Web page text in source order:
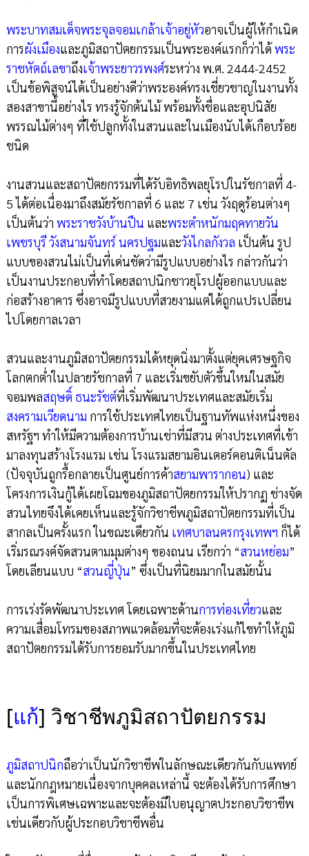
พระบาทสมเด็จพระจุลจอมเกล้าเจ้าอยู่หัวอาจเป็นผู้ให้กำเนิด
การผังเมืองและภูมิสถาปัตยกรรมเป็นพระองค์แรกก็ว่าได้พระ
ราชหัตถ์เลขาถึงเจ้าพระยาวรพงศ์ระหว่าง พ.ศ. 2444-2452
เป็นข้อพิสูจน์ได้เป็นอย่างดีว่าพระองค์ทรงเชี่ยวชาญในงานทั้ง
สองสาขานี้อย่างไร ทรงรู้จักต้นไม้ พร้อมทั้งชื่อและอุปนิสัย
พรรณไม้ต่างๆ ที่ใช้ปลูกทั้งในสวนและในเมืองนับได้เกือบร้อย
ชนิด
งานสวนและสถาปัตยกรรมที่ได้รับอิทธิพลยุโรปในรัชกาลที่ 4-
5 ได้ต่อเนื่องมาถึงสมัยรัชกาลที่ 6 และ 7 เช่น วังฤดูร้อนต่างๆ
เป็นต้นว่า พระราชวังบ้านปืน และพระตำหนักมฤคทายวัน
เพชรบุรีวังสนามจันทร์ นครปฐมและวังไกลกังวล เป็นต้น รูป
แบบของสวนไม่เป็นที่เด่นชัดว่ามีรูปแบบอย่างไร กล่าวกันว่า
เป็นงานประกอบที่ทำโดยสถาปนิกชาวยุโรปผู้ออกแบบและ
ก่อสร้างอาคาร ซึ่งอาจมีรูปแบบที่สวยงามแต่ได้ถูกแปรเปลี่ยน
ไปโดยกาลเวลา
สวนและงานภูมิสถาปัตยกรรมได้หยุดนิ่งมาตั้งแต่ยุคเศรษฐกิจ
โลกตกต่ำในปลายรัชกาลที่ 7 และเริ่มขยับตัวขึ้นใหม่ในสมัย
จอมพลสฤษดิ์ ธนะรัชต์ที่เริ่มพัฒนาประเทศและสมัยเริ่ม
สงครามเวียดนาม การใช้ประเทศไทยเป็นฐานทัพแห่งหนึ่งของ
สหรัฐฯ ทำให้มีความต้องการบ้านเช่าที่มีสวน ต่างประเทศที่เข้า
มาลงทุนสร้างโรงแรม เช่น โรงแรมสยามอินเตอร์คอนติเน็นตัล
(ปัจจุบันถูกรื้อกลายเป็นศูนย์การค้าสยามพารากอน) และ
โครงการเงินกู้ได้เผยโฉมของภูมิสถาปัตยกรรมให้ปรากฏ ช่างจัด
สวนไทยจึงได้เคยเห็นและรู้จักวิชาชีพภูมิสถาปัตยกรรมที่เป็น
สากลเป็นครั้งแรก ในขณะเดียวกัน เทศบาลนครกรุงเทพฯ ก็ได้
เริ่มรณรงค์จัดสวนตามมุมต่างๆ ของถนน เรียกว่า “สวนหย่อม”
โดยเลียนแบบ “สวนญี่ปุ่น” ซึ่งเป็นที่นิยมมากในสมัยนั้น
การเร่งรัดพัฒนาประเทศ โดยเฉพาะด้านการท่องเที่ยวและ
ความเสื่อมโทรมของสภาพแวดล้อมที่จะต้องเร่งแก้ไขทำให้ภูมิ
สถาปัตยกรรมได้รับการยอมรับมากขึ้นในประเทศไทย
[แก้] วิชาชีพภูมิสถาปัตยกรรม
ภูมิสถาปนิกถือว่าเป็นนักวิชาชีพในลักษณะเดียวกันกับแพทย์
และนักกฎหมายเนื่องจากบุคคลเหล่านี้ จะต้องได้รับการศึกษา
เป็นการพิเศษเฉพาะและจะต้องมีใบอนุญาตประกอบวิชาชีพ
เช่นเดียวกับผู้ประกอบวิชาชีพอื่น